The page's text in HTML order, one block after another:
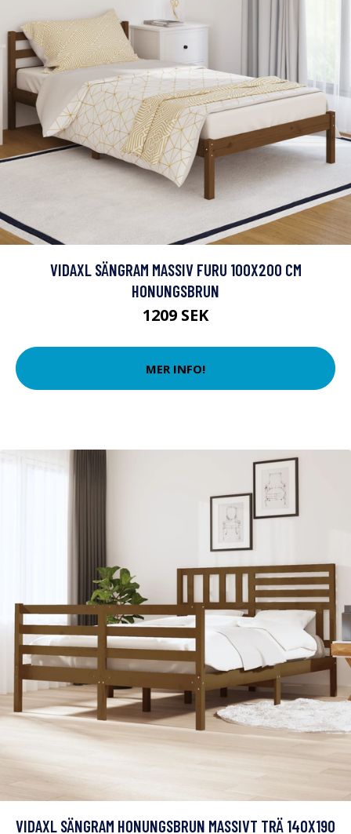
VIDAXL SÄNGRAM MASSIV FURU 100X200 CM
HONUNGSBRUN
1209 SEK
MER INFO!
VIDAXL SÄNGRAM HONUNGSBRUN MASSIVT TRÄ 140X190